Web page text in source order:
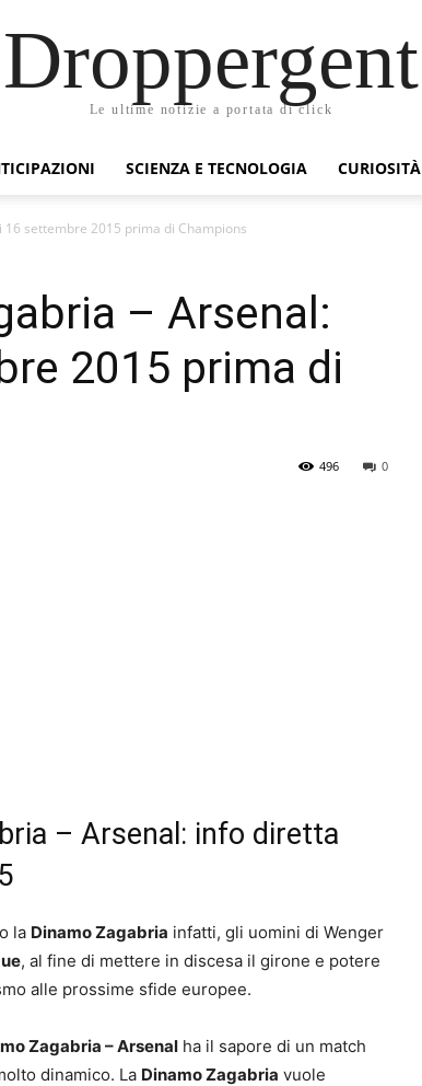
Droppergent
Le ultime notizie a portata di click
SCIENZA E TECNOLOGIA CURIOSITÀ
settembre 2015 prima di Champions
– Arsenal:
2015 prima di
0
496
– Arsenal: info diretta
la Dinamo Zagabria infatti, gli uomini di Wenger
, al fine di mettere in discesa il girone e potere
alle prossime sfide europee.
Zagabria – Arsenal ha il sapore di un match
dinamico. La Dinamo Zagabria vuole